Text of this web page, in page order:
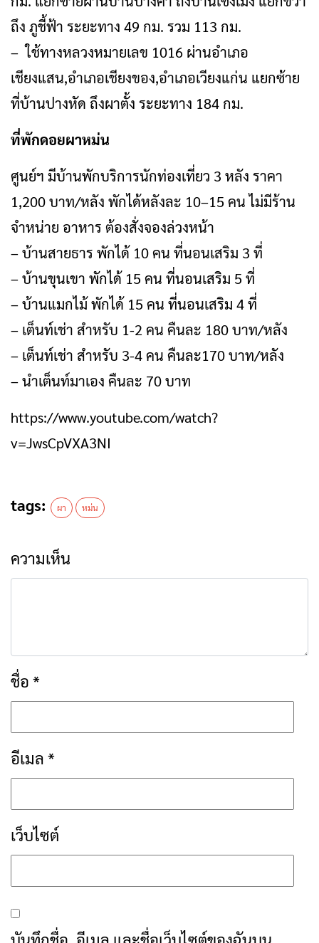
ถึง ภูชี้ฟ้า ระยะทาง 49 กม. รวม 113 กม.
– ใช้ทางหลวงหมายเลข 1016 ผ่านอำเภอ
เชียงแสน,อำเภอเชียงของ,อำเภอเวียงแก่น แยกซ้าย
ที่บ้านปางหัด ถึงผาตั้ง ระยะทาง 184 กม.
ที่พักดอยผาหม่น
ศูนย์ฯ มีบ้านพักบริการนักท่องเที่ยว 3 หลัง ราคา
1,200 บาท/หลัง พักได้หลังละ 10–15 คน ไม่มีร้าน
จำหน่าย อาหาร ต้องสั่งจองล่วงหน้า
– บ้านสายธาร พักได้ 10 คน ที่นอนเสริม 3 ที่
– บ้านขุนเขา พักได้ 15 คน ที่นอนเสริม 5 ที่
– บ้านแมกไม้ พักได้ 15 คน ที่นอนเสริม 4 ที่
– เต็นท์เช่า สำหรับ 1-2 คน คืนละ 180 บาท/หลัง
– เต็นท์เช่า สำหรับ 3-4 คน คืนละ170 บาท/หลัง
– นำเต็นท์มาเอง คืนละ 70 บาท
https://www.youtube.com/watch?
v=JwsCpVXA3NI
tags: ผา หม่น
ความเห็น
ชื่อ *
อีเมล *
เว็บไซต์